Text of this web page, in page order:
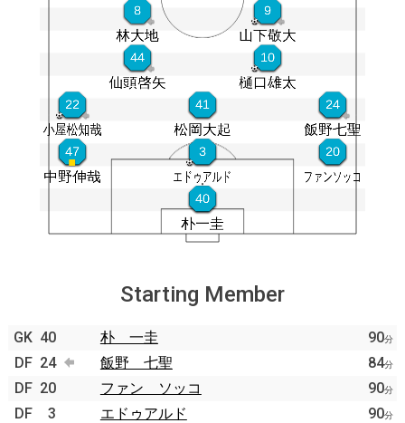
Starting Member
GK 40 朴 一圭 90分
DF 24 飯野 七聖 84分
DF 20 ファン ソッコ 90分
DF 3 エドゥアルド 90分